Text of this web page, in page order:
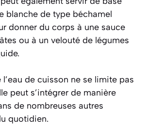
blanche de type béchamel
donner du corps à une sauce
ou à un velouté de légumes
l’eau de cuisson ne se limite pas
peut s’intégrer de manière
de nombreuses autres
quotidien.